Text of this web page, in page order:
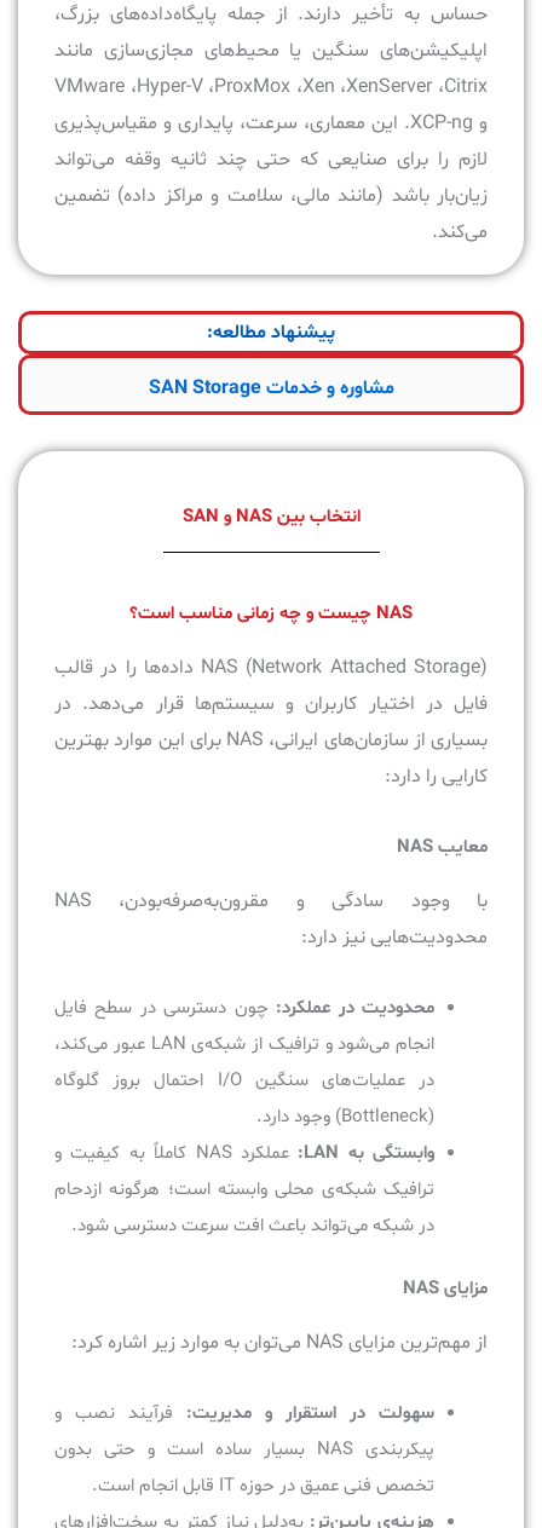
حساس به تأخیر دارند. از جمله پایگاه‌داده‌های بزرگ،
اپلیکیشن‌های سنگین یا محیط‌های مجازی‌سازی مانند
VMware ،Hyper-V ،ProxMox ،Xen ،XenServer ،Citrix
و XCP-ng. این معماری، سرعت، پایداری و مقیاس‌پذیری
لازم را برای صنایعی که حتی چند ثانیه وقفه می‌تواند
زیان‌بار باشد (مانند مالی، سلامت و مراکز داده) تضمین
می‌کند.
پیشنهاد مطالعه:
مشاوره و خدمات SAN Storage
انتخاب بین NAS و SAN
NAS چیست و چه زمانی مناسب است؟
NAS (Network Attached Storage) داده‌ها را در قالب
فایل در اختیار کاربران و سیستم‌ها قرار می‌دهد. در
بسیاری از سازمان‌های ایرانی، NAS برای این موارد بهترین
کارایی را دارد:
معایب NAS
با وجود سادگی و مقرون‌به‌صرفه‌بودن، NAS
محدودیت‌هایی نیز دارد:
محدودیت در عملکرد: چون دسترسی در سطح فایل
انجام می‌شود و ترافیک از شبکه‌ی LAN عبور می‌کند،
در عملیات‌های سنگین I/O احتمال بروز گلوگاه
(Bottleneck) وجود دارد.
وابستگی به LAN:
عملکرد NAS کاملاً به کیفیت و
ترافیک شبکه‌ی محلی وابسته است؛ هرگونه ازدحام
در شبکه می‌تواند باعث افت سرعت دسترسی شود.
مزایای NAS
از مهم‌ترین مزایای NAS می‌توان به موارد زیر اشاره کرد:
سهولت در استقرار و مدیریت: فرآیند نصب و
پیکربندی NAS بسیار ساده است و حتی بدون
تخصص فنی عمیق در حوزه IT قابل انجام است.
هزینه‌ی پایین‌تر: به‌دلیل نیاز کمتر به سخت‌افزارهای